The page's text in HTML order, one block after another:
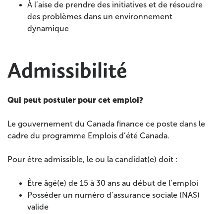
À l’aise de prendre des initiatives et de résoudre
des problèmes dans un environnement
dynamique
Admissibilité
Qui peut postuler pour cet emploi?
Le gouvernement du Canada finance ce poste dans le
cadre du programme Emplois d’été Canada.
Pour être admissible, le ou la candidat(e) doit :
Être âgé(e) de 15 à 30 ans au début de l’emploi
Posséder un numéro d’assurance sociale (NAS)
valide